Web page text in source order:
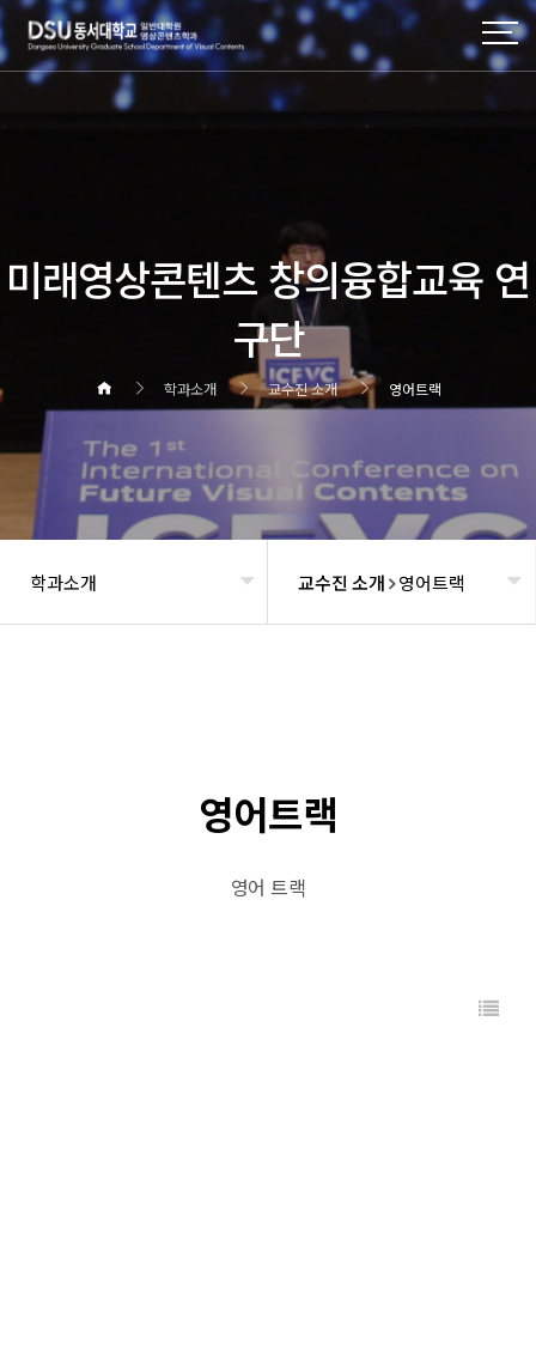
미래영상콘텐츠 창의융합교육 연
구단
학과소개 교수진 소개 영어트랙
학과소개 교수진 소개 영어트랙
영어트랙
영어 트랙